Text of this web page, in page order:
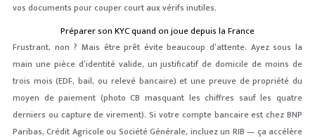
vos documents pour couper court aux vérifs inutiles.
Préparer son KYC quand on joue depuis la France
Frustrant, non ? Mais être prêt évite beaucoup d’attente. Ayez sous la
main une pièce d’identité valide, un justificatif de domicile de moins de
trois mois (EDF, bail, ou relevé bancaire) et une preuve de propriété du
moyen de paiement (photo CB masquant les chiffres sauf les quatre
derniers ou capture de virement). Si votre compte bancaire est chez BNP
Paribas, Crédit Agricole ou Société Générale, incluez un RIB — ça accélère